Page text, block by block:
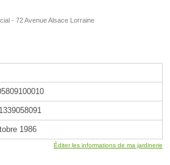
- 72 Avenue Alsace Lorraine
1986
Éditer les informations de ma jardinerie